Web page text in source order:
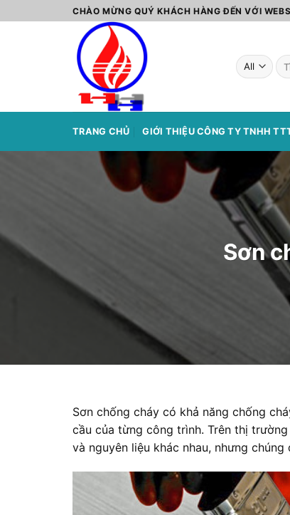
to
CHÀO MỪNG QUÝ KHÁCH HÀNG ĐẾN VỚI
Tìm
TRANG CHỦ GIỚI THIỆU CÔNG TY TNHH
Sơn
Sơn chống cháy có khả năng chống
cầu của từng công trình. Trên thị
và nguyên liệu khác nhau, nhưng